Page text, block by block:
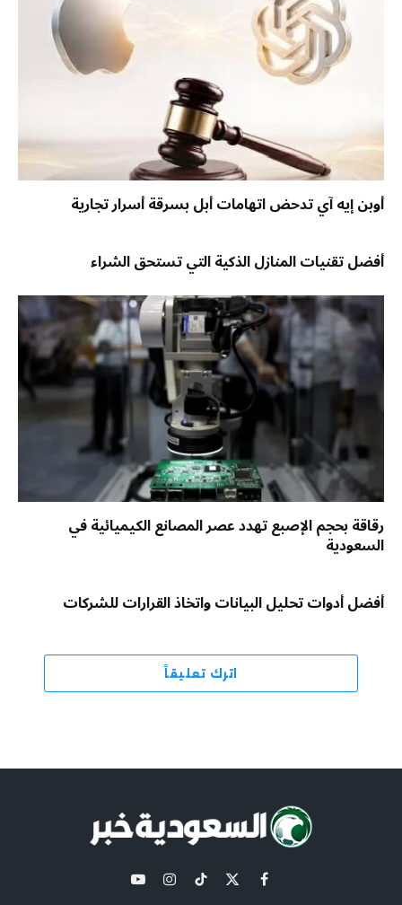
أوبن إيه آي تدحض اتهامات أبل بسرقة أسرار تجارية
أفضل تقنيات المنازل الذكية التي تستحق الشراء
رقاقة بحجم الإصبع تهدد عصر المصانع الكيميائية في
السعودية
أفضل أدوات تحليل البيانات واتخاذ القرارات للشركات
اترك تعليقاً
فيسبوك
X تيكتوكالانستغراميوتيوب